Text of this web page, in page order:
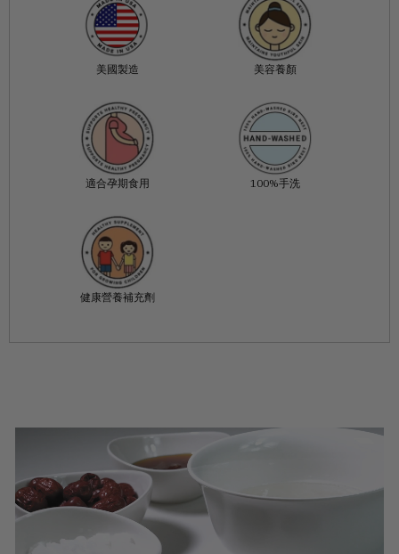
美國製造 美容養顏
適合孕期食用 100%手洗
健康營養補充劑